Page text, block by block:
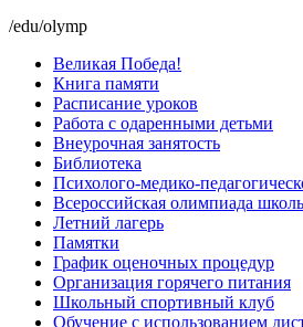
/edu/olymp
Великая Победа!
Книга памяти
Расписание уроков
Работа с одаренными детьми
Внеурочная занятость
Библиотека
Психолого-медико-
Всероссийская олимпиада
Летний лагерь
Памятки
График оценочных процедур
Организация горячего питания
Школьный спортивный клуб
Обучение с использованием